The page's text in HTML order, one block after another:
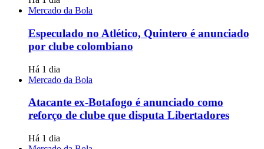
Mercado da Bola
Especulado no Atlético, Quintero é anunciado
por clube colombiano
Há 1 dia
Mercado da Bola
Atacante ex-Botafogo é anunciado como
reforço de clube que disputa Libertadores
Há 1 dia